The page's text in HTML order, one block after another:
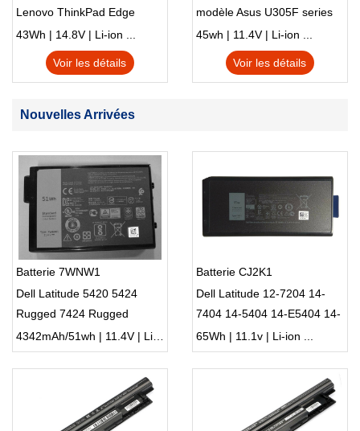
Lenovo ThinkPad Edge
S230u Twist
43Wh | 14.8V | Li-ion ...
Voir les détails
modèle Asus U305F series
45wh | 11.4V | Li-ion ...
Voir les détails
Nouvelles Arrivées
Batterie 7WNW1
Dell Latitude 5420 5424
Rugged 7424 Rugged
Notebook
4342mAh/51wh | 11.4V | Li-ion ...
Batterie CJ2K1
Dell Latitude 12-7204 14-
7404 14-5404 14-E5404 14-
E7404 (65Wh)
65Wh | 11.1v | Li-ion ...